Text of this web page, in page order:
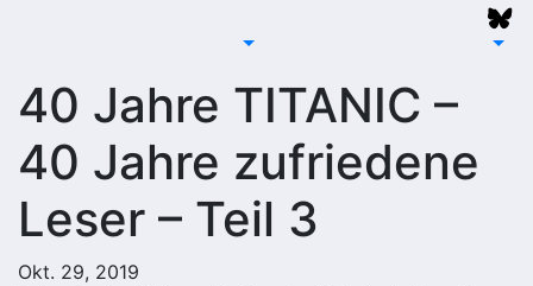
40 Jahre TITANIC –
40 Jahre zufriedene
Leser – Teil 3
Okt. 29, 2019